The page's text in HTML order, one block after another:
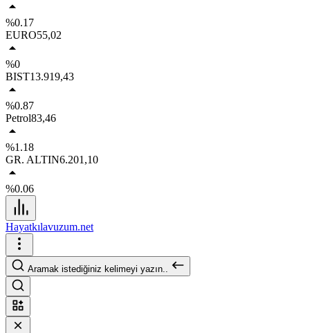
%0.17
EURO55,02
%0
BIST13.919,43
%0.87
Petrol83,46
%1.18
GR. ALTIN6.201,10
%0.06
Hayatkılavuzum.net
Aramak istediğiniz kelimeyi yazın..